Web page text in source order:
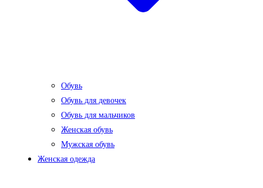
Обувь
Обувь для девочек
Обувь для мальчиков
Женская обувь
Мужская обувь
Женская одежда